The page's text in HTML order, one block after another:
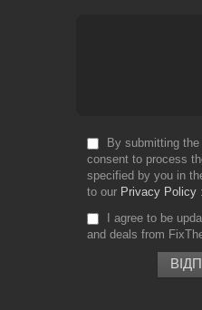
By submitting
consent to process
specified by you in
to our Privacy Policy
I agree to be
and deals from